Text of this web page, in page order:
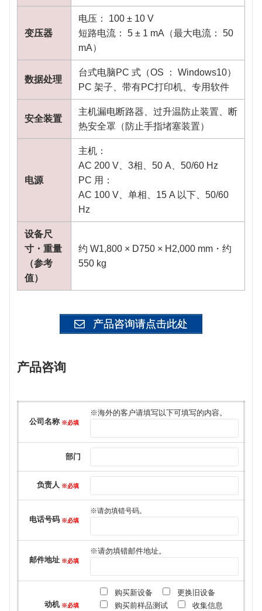
变压器
电压： 100 ± 10 V
短路电流： 5 ± 1 mA（最大电流： 50
mA）
数据处理
台式电脑PC 式（OS ： Windows10）
PC 架子、带有PC打印机、专用软件
安全装置
主机漏电断路器、过升温防止装置、断
热安全罩（防止手指堵塞装置）
电源
主机：
AC 200 V、3相、50 A、50/60 Hz
PC 用：
AC 100 V、单相、15 A 以下、50/60
Hz
设备尺
寸・重量
（参考
值）
约 W1,800 × D750 × H2,000 mm・约
550 kg
产品咨询请点击此处
产品咨询
このフィールドは空のままにしてください。
公司名称 ※必填
※海外的客户请填写以下可填写的内容。
部门
负责人 ※必填
电话号码 ※必填
※请勿填错号码。
邮件地址 ※必填
※请勿填错邮件地址。
动机 ※必填
购买新设备
更换旧设备
购买前样品测试
收集信息